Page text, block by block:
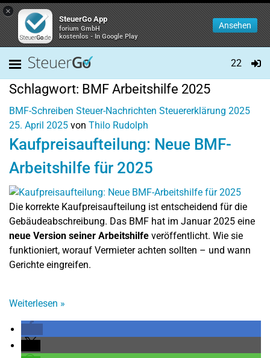
×
SteuerGo App
forium GmbH
kostenlos - In Google Play
Ansehen
22
Schlagwort: BMF Arbeitshilfe 2025
BMF-Schreiben Steuer-Nachrichten Steuererklärung 2025
25. April 2025 von Thilo Rudolph
Kaufpreisaufteilung: Neue BMF-
Arbeitshilfe für 2025
Die korrekte Kaufpreisaufteilung ist entscheidend für die
Gebäudeabschreibung. Das BMF hat im Januar 2025 eine
neue Version seiner Arbeitshilfe veröffentlicht. Wie sie
funktioniert, worauf Vermieter achten sollten – und wann
Gerichte eingreifen.
Weiterlesen »